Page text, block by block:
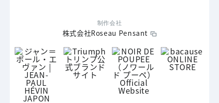
制作会社
株式会社Roseau Pensant